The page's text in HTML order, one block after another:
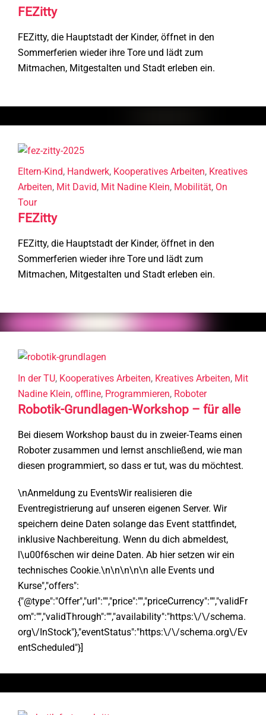
FEZitty
FEZitty, die Hauptstadt der Kinder, öffnet in den
Sommerferien wieder ihre Tore und lädt zum
Mitmachen, Mitgestalten und Stadt erleben ein.
Eltern-Kind, Handwerk, Kooperatives Arbeiten, Kreatives
Arbeiten, Mit David, Mit Nadine Klein, Mobilität, On
Tour
FEZitty
FEZitty, die Hauptstadt der Kinder, öffnet in den
Sommerferien wieder ihre Tore und lädt zum
Mitmachen, Mitgestalten und Stadt erleben ein.
In der TU, Kooperatives Arbeiten, Kreatives Arbeiten, Mit
Nadine Klein, offline, Programmieren, Roboter
Robotik-Grundlagen-Workshop – für alle
Bei diesem Workshop baust du in zweier-Teams einen
Roboter zusammen und lernst anschließend, wie man
diesen programmiert, so dass er tut, was du möchtest.
\nAnmeldung zu EventsWir realisieren die
Eventregistrierung auf unseren eigenen Server. Wir
speichern deine Daten solange das Event stattfindet,
inklusive Nachbereitung. Wenn du dich abmeldest,
l\u00f6schen wir deine Daten. Ab hier setzen wir ein
technisches Cookie.\n\n\n\n\n alle Events und
Kurse","offers":
{"@type":"Offer","url":"","price":"","priceCurrency":"","validFr
om":"","validThrough":"","availability":"https:\/\/schema.
org\/InStock"},"eventStatus":"https:\/\/schema.org\/Ev
entScheduled"}]
Für Erwachsene Über uns Datenschutz
Impressum English @Instagram @LinkedIn